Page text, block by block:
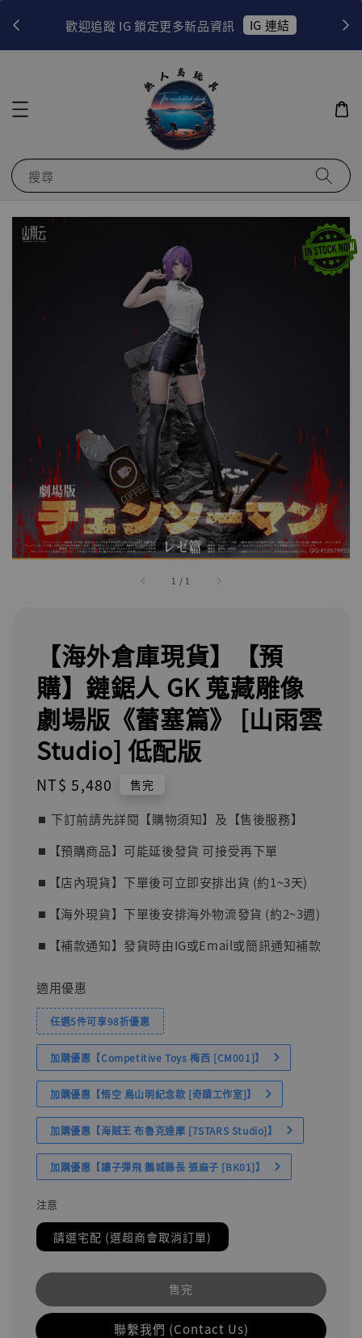
歡迎追蹤 IG 鎖定更多新品資訊 IG 連結
搜尋
1 / 1
【海外倉庫現貨】【預
購】鏈鋸人 GK 蒐藏雕像
劇場版《蕾塞篇》 [山雨雲
Studio] 低配版
Regular
NT$ 5,480 售完
⏹︎ 下訂前請先詳閱【購物須知】及【售後服務】
⏹︎【預購商品】可能延後發貨 可接受再下單
⏹︎【店內現貨】下單後可立即安排出貨 (約1~3天)
⏹︎【海外現貨】下單後安排海外物流發貨 (約2~3週)
⏹︎【補款通知】發貨時由IG或Email或簡訊通知補款
適用優惠
任選5件可享98折優惠
加購優惠【Competitive Toys 梅西 [CM001]】
加購優惠【悟空 鳥山明紀念款 [奇蹟工作室]】
加購優惠【海賊王 布魯克達摩 [7STARS Studio]】
加購優惠【讓子彈飛 鵝城縣長 張麻子 [BK01]】
注意
請選宅配 (選超商會取消訂單)
售完
聯繫我們 (Contact Us)